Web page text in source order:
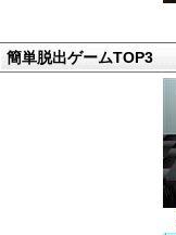
簡単脱出ゲームTOP3